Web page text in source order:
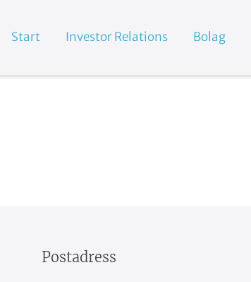
Start Investor Relations Bolag
Postadress